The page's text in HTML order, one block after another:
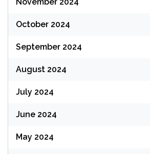
October 2024
September 2024
August 2024
July 2024
June 2024
May 2024